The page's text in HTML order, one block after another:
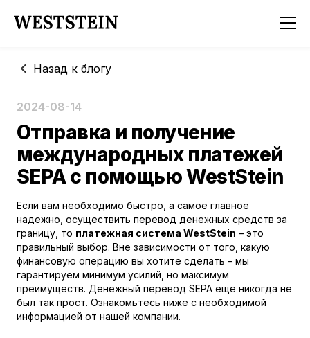
Назад к блогу
2024-08-14
Отправка и получение
международных платежей
SEPA с помощью WestStein
Если вам необходимо быстро, а самое главное
надежно, осуществить перевод денежных средств за
границу, то платежная система WestStein – это
правильный выбор. Вне зависимости от того, какую
финансовую операцию вы хотите сделать – мы
гарантируем минимум усилий, но максимум
преимуществ. Денежный перевод SEPA еще никогда не
был так прост. Ознакомьтесь ниже с необходимой
информацией от нашей компании.